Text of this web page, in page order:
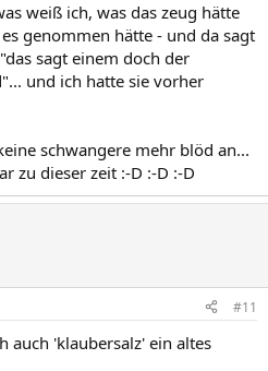
weiß ich, was das zeug hätte
genommen hätte - und da sagt
sagt einem doch der
und ich hatte sie vorher
schwangere mehr blöd an...
zu dieser zeit :-D :-D :-D
#11
auch 'klaubersalz' ein altes